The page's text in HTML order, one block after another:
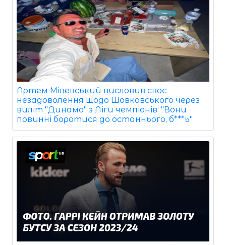
Артем Мілевський висловив своє
незадоволення щодо Шовковського через
виліт "Динамо" з Ліги чемпіонів: "Вони
повинні боротися до останнього, б***ь"